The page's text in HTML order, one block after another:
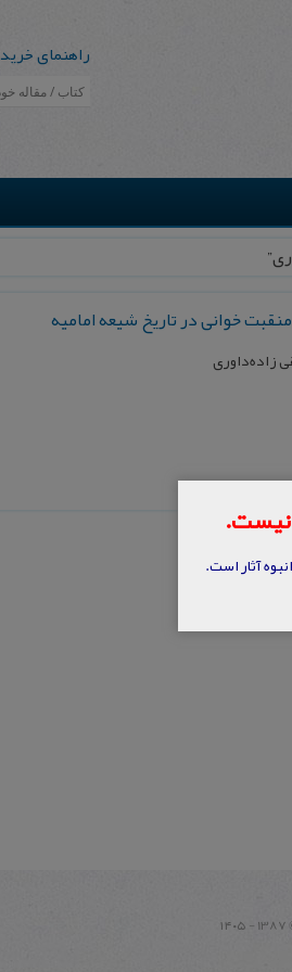
راهنمای خرید
خ‍وان‍ی‌ در ت‍اری‍خ‌ ش‍ی‍ع‍ه‌ ام‍ام‍ی‍ه‌
زاده‌داوری
آثار است.